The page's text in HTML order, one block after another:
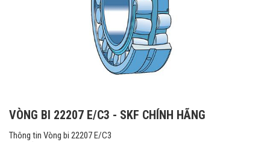
VÒNG BI 22207 E/C3 - SKF CHÍNH HÃNG
Thông tin Vòng bi 22207 E/C3